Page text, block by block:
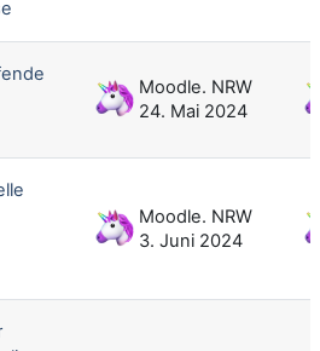
Moodle. NRW
24. Mai 2024
Moodle. NRW
3. Juni 2024